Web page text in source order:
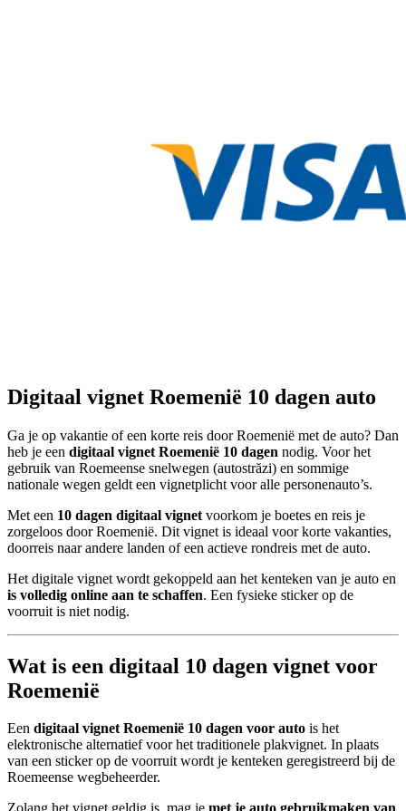
Digitaal vignet Roemenië 10 dagen auto
Ga je op vakantie of een korte reis door Roemenië met de auto? Dan
heb je een digitaal vignet Roemenië 10 dagen nodig. Voor het
gebruik van Roemeense snelwegen (autostrăzi) en sommige
nationale wegen geldt een vignetplicht voor alle personenauto’s.
Met een 10 dagen digitaal vignet voorkom je boetes en reis je
zorgeloos door Roemenië. Dit vignet is ideaal voor korte vakanties,
doorreis naar andere landen of een actieve rondreis met de auto.
Het digitale vignet wordt gekoppeld aan het kenteken van je auto en
is volledig online aan te schaffen. Een fysieke sticker op de
voorruit is niet nodig.
Wat is een digitaal 10 dagen vignet voor
Roemenië
Een digitaal vignet Roemenië 10 dagen voor auto is het
elektronische alternatief voor het traditionele plakvignet. In plaats
van een sticker op de voorruit wordt je kenteken geregistreerd bij de
Roemeense wegbeheerder.